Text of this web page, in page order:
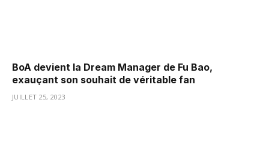
BoA devient la Dream Manager de Fu Bao,
exauçant son souhait de véritable fan
JUILLET 25, 2023